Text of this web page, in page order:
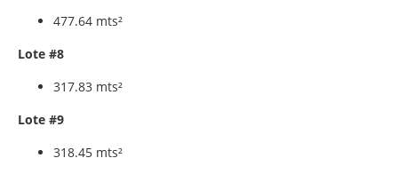
477.64 mts²
Lote #8
317.83 mts²
Lote #9
318.45 mts²